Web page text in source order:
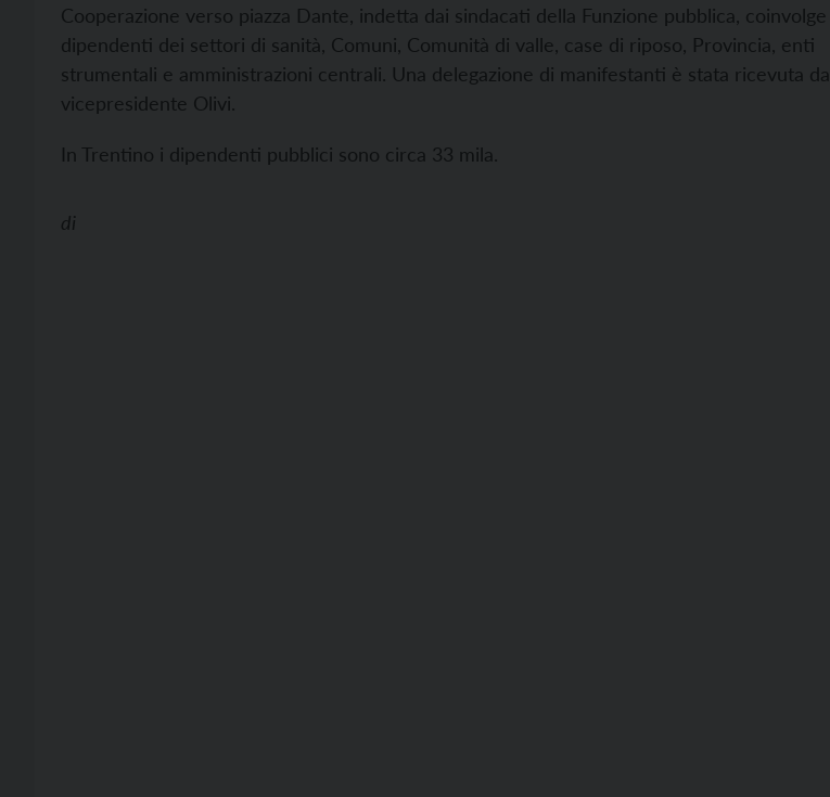
Cooperazione verso piazza Dante, indetta dai sindacati della Funzione pubblica, coinvolge
dipendenti dei settori di sanità, Comuni, Comunità di valle, case di riposo, Provincia, enti
strumentali e amministrazioni centrali. Una delegazione di manifestanti è stata ricevuta
vicepresidente Olivi.
In Trentino i dipendenti pubblici sono circa 33 mila.
di